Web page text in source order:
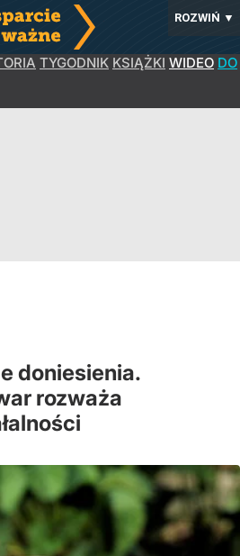
ROZWIŃ ▼
TYGODNIK KSIĄŻKI WIDEO DO
doniesienia.
rozważa